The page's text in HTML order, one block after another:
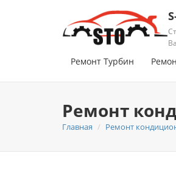
Ремонт Турбин
Ремонт
Главная Ремонт